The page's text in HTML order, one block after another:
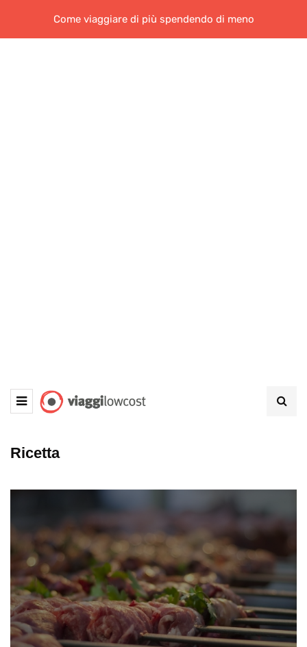
Come viaggiare di più spendendo di meno
Ricetta